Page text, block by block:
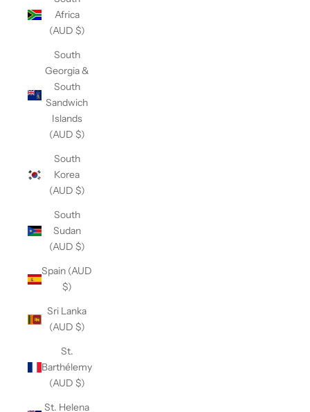
Africa
(AUD $)
South
Georgia &
South
Sandwich
Islands
(AUD $)
South
Korea
(AUD $)
South
Sudan
(AUD $)
Spain (AUD
$)
Sri Lanka
(AUD $)
St.
Barthélemy
(AUD $)
St. Helena